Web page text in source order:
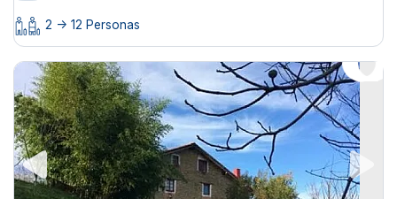
2 -> 12 Personas